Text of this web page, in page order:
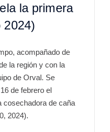
la primera
2024)
acompañado de
la región y con la
de Orval. Se
de febrero el
cosechadora de caña
2024).